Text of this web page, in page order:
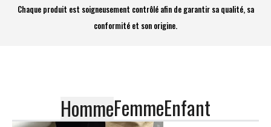
Chaque produit est soigneusement contrôlé afin de garantir sa qualité, sa
conformité et son origine.
HommeFemmeEnfant